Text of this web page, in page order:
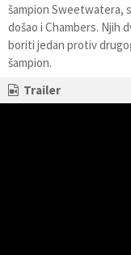
šampion Sweetwatera,
došao i Chambers. Njih
boriti jedan protiv
šampion.
Trailer